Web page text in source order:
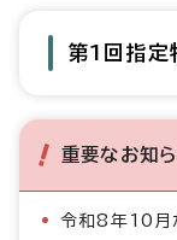
第1回指定
重要なお知
令和8年10月